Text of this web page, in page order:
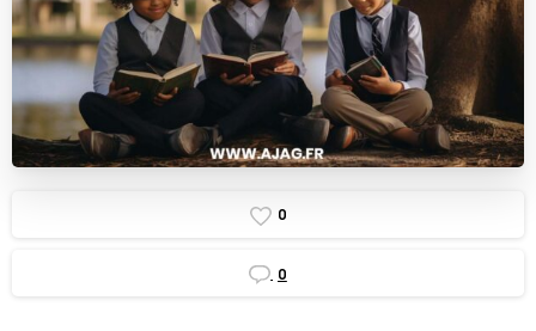
0
0